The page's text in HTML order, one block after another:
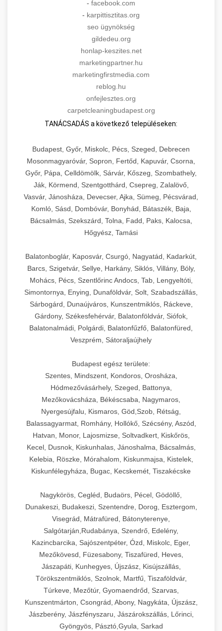
- facebook.com
- karpittisztitas.org
seo ügynökség
gildedeu.org
honlap-keszites.net
marketingpartner.hu
marketingfirstmedia.com
reblog.hu
onfejlesztes.org
carpetcleaningbudapest.org
TANÁCSADÁS a következő településeken:
Budapest, Győr, Miskolc, Pécs, Szeged, Debrecen
Mosonmagyaróvár, Sopron, Fertőd, Kapuvár, Csorna,
Győr, Pápa, Celldömölk, Sárvár, Kőszeg, Szombathely,
Ják, Körmend, Szentgotthárd, Csepreg, Zalalövő,
Vasvár, Jánosháza, Devecser, Ajka, Sümeg, Pécsvárad,
Komló, Sásd, Dombóvár, Bonyhád, Bátaszék, Baja,
Bácsalmás, Szekszárd, Tolna, Fadd, Paks, Kalocsa,
Hőgyész, Tamási
Balatonboglár, Kaposvár, Csurgó, Nagyatád, Kadarkút,
Barcs, Szigetvár, Sellye, Harkány, Siklós, Villány, Bóly,
Mohács, Pécs, Szentlőrinc Andocs, Tab, Lengyeltóti,
Simontornya, Enying, Dunaföldvár, Solt, Szabadszállás,
Sárbogárd, Dunaújváros, Kunszentmiklós, Ráckeve,
Gárdony, Székesfehérvár, Balatonföldvár, Siófok,
Balatonalmádi, Polgárdi, Balatonfűzfő, Balatonfüred,
Veszprém, Sátoraljaújhely
Budapest egész területe:
Szentes, Mindszent, Kondoros, Orosháza,
Hódmezővásárhely, Szeged, Battonya,
Mezőkovácsháza, Békéscsaba, Nagymaros,
Nyergesújfalu, Kismaros, Göd,Szob, Rétság,
Balassagyarmat, Romhány, Hollókő, Szécsény, Aszód,
Hatvan, Monor, Lajosmizse, Soltvadkert, Kiskőrös,
Kecel, Dusnok, Kiskunhalas, Jánoshalma, Bácsalmás,
Kelebia, Röszke, Mórahalom, Kiskunmajsa, Kistelek,
Kiskunfélegyháza, Bugac, Kecskemét, Tiszakécske
Nagykörös, Cegléd, Budaörs, Pécel, Gödöllő,
Dunakeszi, Budakeszi, Szentendre, Dorog, Esztergom,
Visegrád, Mátrafüred, Bátonyterenye,
Salgótarján,Rudabánya, Szendrő, Edelény,
Kazincbarcika, Sajószentpéter, Ózd, Miskolc, Eger,
Mezőkövesd, Füzesabony, Tiszafüred, Heves,
Jászapáti, Kunhegyes, Újszász, Kisújszállás,
Törökszentmiklós, Szolnok, Martfű, Tiszaföldvár,
Túrkeve, Mezőtúr, Gyomaendrőd, Szarvas,
Kunszentmárton, Csongrád, Abony, Nagykáta, Újszász,
Jászberény, Jászfényszaru, Jászárokszállás, Lőrinci,
Gyöngyös, Pásztó,Gyula, Sarkad